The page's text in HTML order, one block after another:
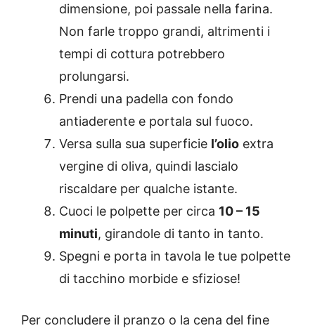
dimensione, poi passale nella farina.
Non farle troppo grandi, altrimenti i
tempi di cottura potrebbero
prolungarsi.
Prendi una padella con fondo
antiaderente e portala sul fuoco.
Versa sulla sua superficie l’olio extra
vergine di oliva, quindi lascialo
riscaldare per qualche istante.
Cuoci le polpette per circa 10 – 15
minuti, girandole di tanto in tanto.
Spegni e porta in tavola le tue polpette
di tacchino morbide e sfiziose!
Per concludere il pranzo o la cena del fine